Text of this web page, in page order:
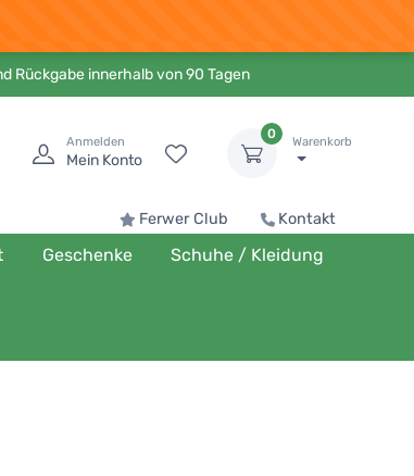
Rückgabe innerhalb von 90 Tagen
Anmelden
Mein Konto
0
Warenkorb
Ferwer Club Kontakt
Geschenke Schuhe / Kleidung